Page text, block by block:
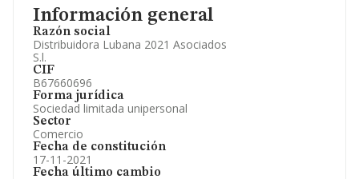
Información general
Razón social
Distribuidora Lubana 2021 Asociados
S.l.
CIF
B67660696
Forma jurídica
Sociedad limitada unipersonal
Sector
Comercio
Fecha de constitución
17-11-2021
Fecha último cambio
Información oficial y registral complementaria.